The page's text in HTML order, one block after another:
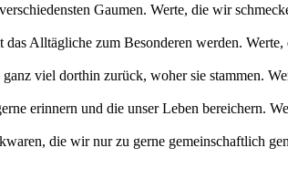
Gaumen. Werte, die wir
Alltägliche zum Besonderen werden.
viel dorthin zurück, woher sie stammen.
erinnern und die unser Leben bereichern.
die wir nur zu gerne gemeinschaftlich